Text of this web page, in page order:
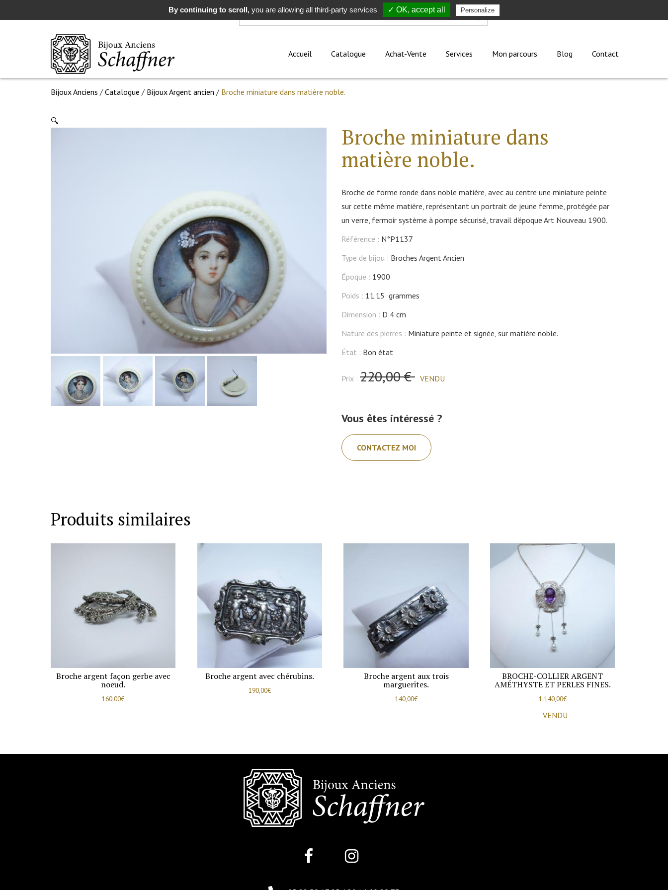
Rechercher
Accueil Catalogue Achat-Vente Services Mon parcours Blog Contact
Bijoux Anciens / Catalogue / Bijoux Argent ancien / Broche miniature dans matière noble.
🔍
Broche miniature dans
matière noble.
Broche de forme ronde dans noble matière, avec au centre une miniature peinte
sur cette même matière, représentant un portrait de jeune femme, protégée par
un verre, fermoir système à pompe sécurisé, travail d'époque Art Nouveau 1900.
Référence : N°P1137
Type de bijou : Broches Argent Ancien
Époque : 1900
Poids : 11.15 grammes
Dimension : D 4 cm
Nature des pierres : Miniature peinte et signée, sur matière noble.
État : Bon état
Prix : 220,00 € VENDU
Vous êtes intéressé ?
CONTACTEZ MOI
Produits similaires
Broche argent façon gerbe avec
noeud.
160,00€
Broche argent avec chérubins.
190,00€
Broche argent aux trois
marguerites.
140,00€
BROCHE-COLLIER ARGENT
AMÉTHYSTE ET PERLES FINES.
1 140,00€
VENDU
By continuing to scroll,you are allowing all third-party services ✓ OK, accept all Personalize